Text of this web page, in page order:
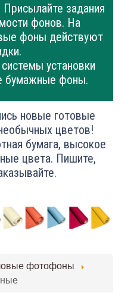
задания
фонов. На
фоны действуют
установки
бумажные фоны.
новые готовые
цветов!
бумага, высокое
цвета. Пишите,
фотофоны